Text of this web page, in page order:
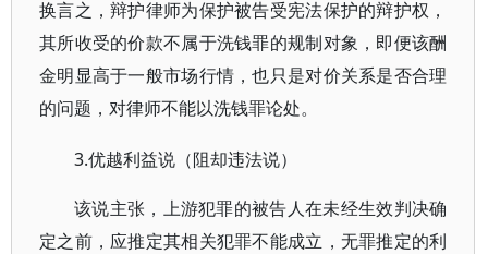
换言之，辩护律师为保护被告受宪法保护的辩护权，
其所收受的价款不属于洗钱罪的规制对象，即便该酬
金明显高于一般市场行情，也只是对价关系是否合理
的问题，对律师不能以洗钱罪论处。
3.优越利益说（阻却违法说）
该说主张，上游犯罪的被告人在未经生效判决确
定之前，应推定其相关犯罪不能成立，无罪推定的利